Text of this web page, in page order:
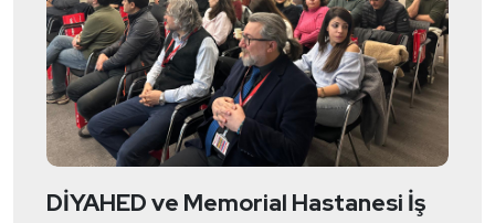
DİYAHED ve Memorial Hastanesi İş